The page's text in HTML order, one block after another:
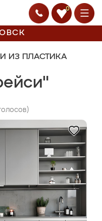
0
ИЗ ПЛАСТИКА